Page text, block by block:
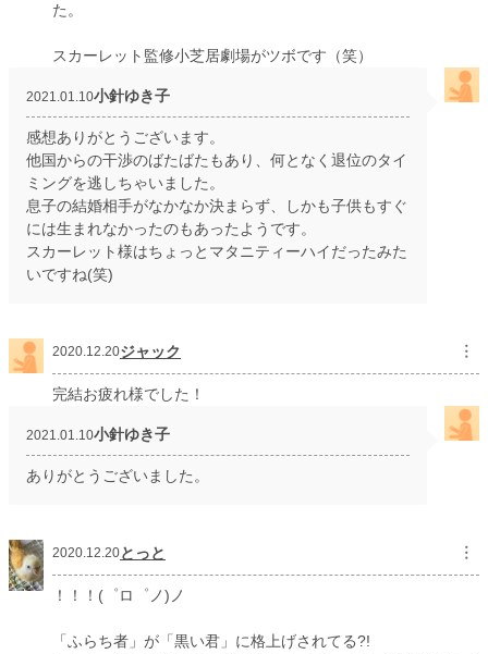
た。
スカーレット監修小芝居劇場がツボです（笑）
2021.01.10小針ゆき子
感想ありがとうございます。
他国からの干渉のばたばたもあり、何となく退位のタイ
ミングを逃しちゃいました。
息子の結婚相手がなかなか決まらず、しかも子供もすぐ
には生まれなかったのもあったようです。
スカーレット様はちょっとマタニティーハイだったみた
いですね(笑)
2020.12.20ジャック ︙
完結お疲れ様でした！
2021.01.10小針ゆき子
ありがとうございました。
2020.12.20とっと ︙
！！！(゜ロ゜ノ)ノ
「ふらち者」が「黒い君」に格上げされてる?!